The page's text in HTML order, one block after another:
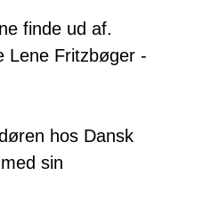
finde ud af.
Lene Fritzbøger -
hos Dansk
sin